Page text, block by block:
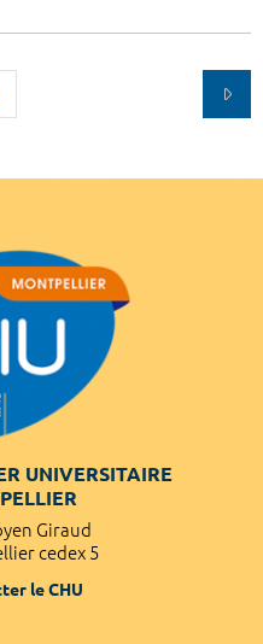
UNIVERSITAIRE
Giraud
cedex 5
le CHU